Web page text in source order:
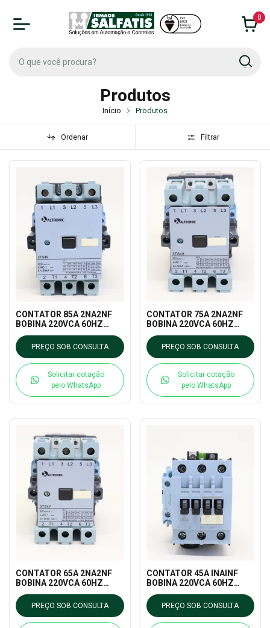
0
Produtos
Início Produtos
Ordenar Filtrar
CONTATOR 85A 2NA2NF
BOBINA 220VCA 60HZ
(3TS49) TRON
PREÇO SOB CONSULTA
Solicitar cotação
pelo WhatsApp
CONTATOR 75A 2NA2NF
BOBINA 220VCA 60HZ
(3TS48) TRON
PREÇO SOB CONSULTA
Solicitar cotação
pelo WhatsApp
CONTATOR 65A 2NA2NF
BOBINA 220VCA 60HZ
(3TS47) TRON
PREÇO SOB CONSULTA
CONTATOR 45A INAINF
BOBINA 220VCA 60HZ
(3TS36) TRON
PREÇO SOB CONSULTA